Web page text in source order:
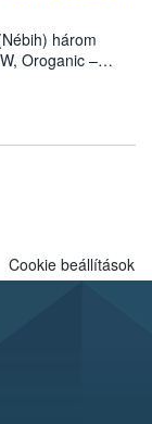
három
Oroganic –
követően,
elleni további
is
Cookie beállítások